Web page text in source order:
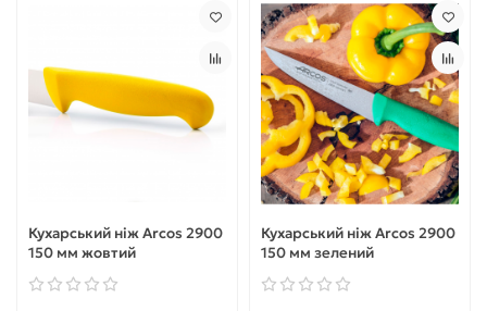
Кухарський ніж Arcos 2900
150 мм жовтий
Кухарський ніж Arcos 2900
150 мм зелений